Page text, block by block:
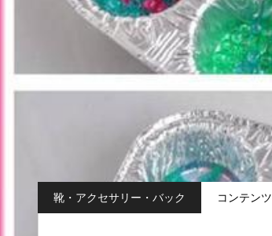
靴・アクセサリー・バック コンテンツ